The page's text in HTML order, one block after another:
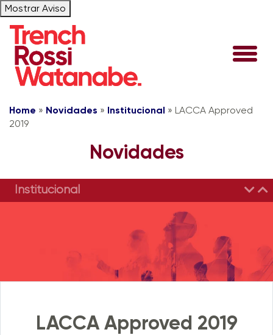
Mostrar Aviso
Home » Novidades » Institucional » LACCA Approved
2019
Novidades
Institucional
LACCA Approved 2019